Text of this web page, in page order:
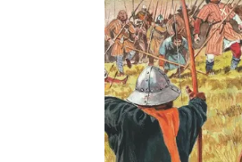
Powiększony kursor
Pomoc w czytaniu
Podkreślenie linków